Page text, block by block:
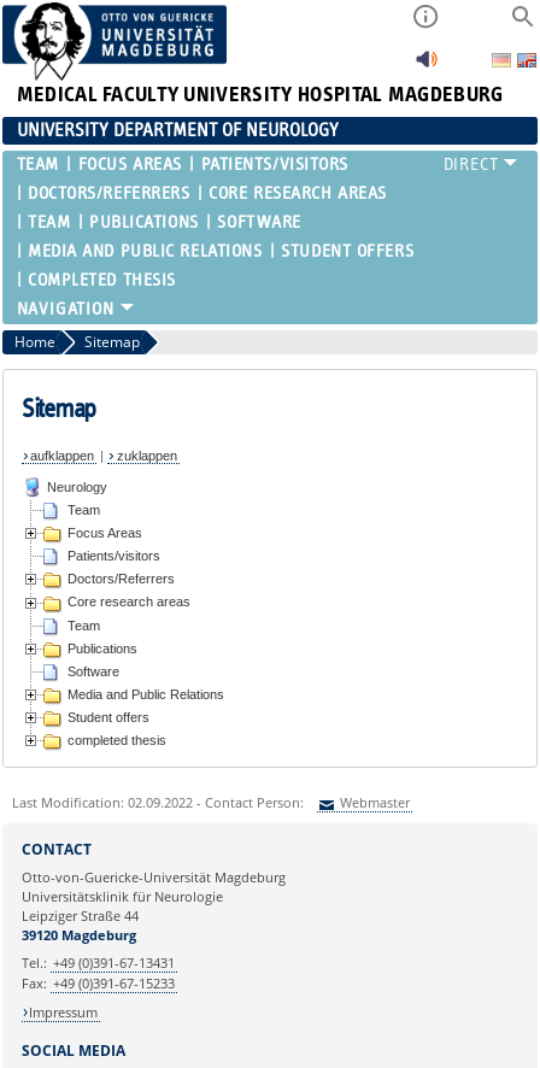
MEDICAL FACULTY UNIVERSITY HOSPITAL MAGDEBURG
UNIVERSITY DEPARTMENT OF NEUROLOGY
TEAM FOCUS AREAS
PATIENTS/VISITORS
DOCTORS/REFERRERS
CORE RESEARCH AREAS
TEAM
PUBLICATIONS
SOFTWARE
MEDIA AND PUBLIC RELATIONS
STUDENT OFFERS
COMPLETED THESIS
Home Sitemap
Sitemap
aufklappen | zuklappen
Neurology
Team
Focus Areas
Patients/visitors
Doctors/Referrers
Core research areas
Team
Publications
Software
Media and Public Relations
Student offers
completed thesis
Last Modification: 02.09.2022 - Contact Person: Webmaster
Ihre E-Mailadresse:
Ihr Anliegen:
SOCIAL MEDIA
CONTACT
Otto-von-Guericke-Universität Magdeburg
Universitätsklinik für Neurologie
Leipziger Straße 44
39120 Magdeburg
Tel.: +49 (0)391-67-13431
Fax: +49 (0)391-67-15233
Impressum